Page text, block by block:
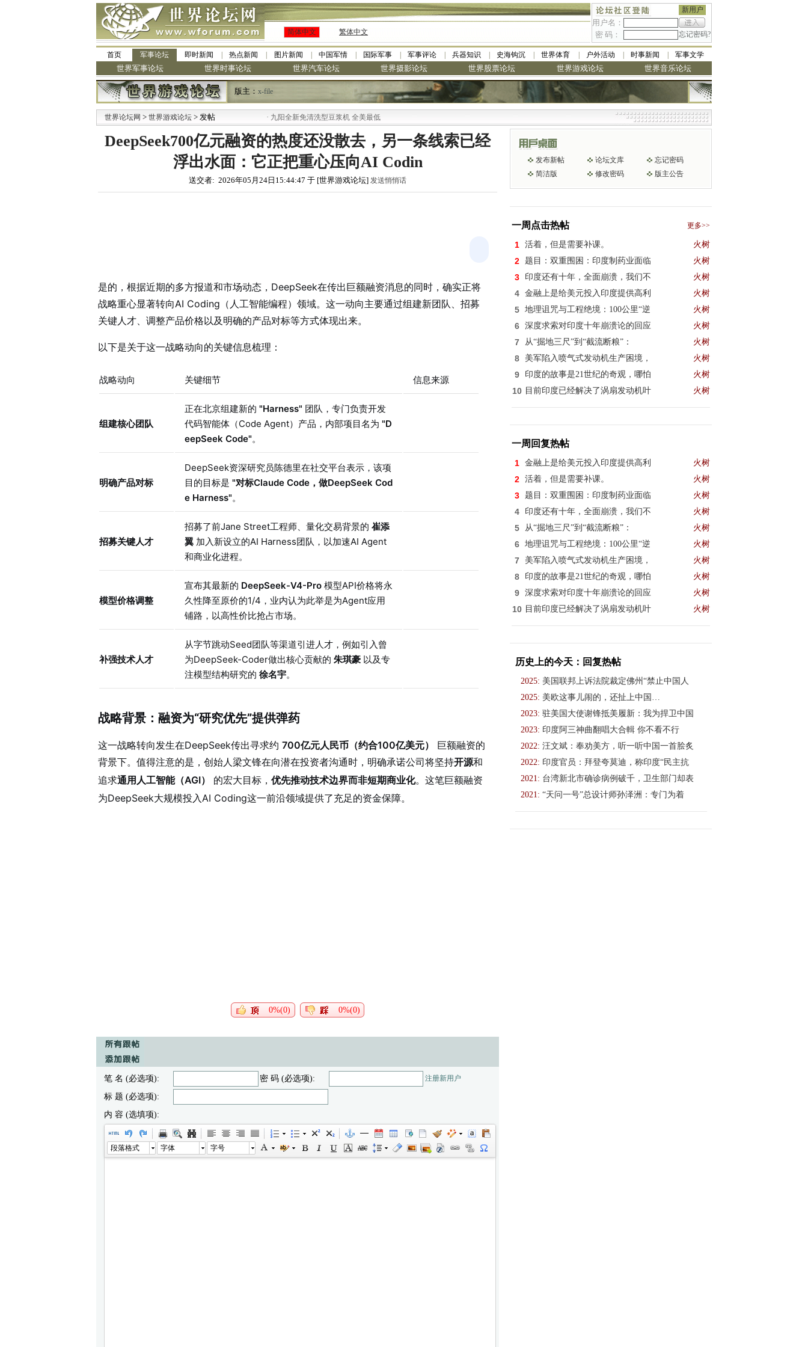
新用户
用户名：
密 码：
忘记密码?
简体中文 繁体中文
首页 军事论坛 即时新闻 热点新闻 图片新闻 中国军情 国际军事 军事评论 兵器知识 史海钩沉 世界体育 户外活动 时事新闻 军事文学
世界军事论坛 世界时事论坛 世界汽车论坛 世界摄影论坛 世界股票论坛 世界游戏论坛 世界音乐论坛
版主： x-file
世界论坛网 > 世界游戏论坛 > 发帖 九阳全新免清洗型豆浆机 全美最低
DeepSeek700亿元融资的热度还没散去，另一条线索已经
浮出水面：它正把重心压向AI Codin
送交者: 2026年05月24日15:44:47 于 [世界游戏论坛] 发送悄悄话
是的，根据近期的多方报道和市场动态，DeepSeek在传出巨额融资消息的同时，确实正将
战略重心显著转向AI Coding（人工智能编程）领域。这一动向主要通过组建新团队、招募
关键人才、调整产品价格以及明确的产品对标等方式体现出来。
以下是关于这一战略动向的关键信息梳理：
战略动向 关键细节 信息来源
组建核心团队
正在北京组建新的 "Harness" 团队，专门负责开发
代码智能体（Code Agent）产品，内部项目名为 "D
eepSeek Code"。
明确产品对标
DeepSeek资深研究员陈德里在社交平台表示，该项
目的目标是 "对标Claude Code，做DeepSeek Cod
e Harness"。
招募关键人才
招募了前Jane Street工程师、量化交易背景的 崔添
翼 加入新设立的AI Harness团队，以加速AI Agent
和商业化进程。
模型价格调整
宣布其最新的 DeepSeek-V4-Pro 模型API价格将永
久性降至原价的1/4，业内认为此举是为Agent应用
铺路，以高性价比抢占市场。
补强技术人才
从字节跳动Seed团队等渠道引进人才，例如引入曾
为DeepSeek-Coder做出核心贡献的 朱琪豪 以及专
注模型结构研究的 徐名宇。
战略背景：融资为“研究优先”提供弹药
这一战略转向发生在DeepSeek传出寻求约 700亿元人民币（约合100亿美元）
巨额融资的
背景下。值得注意的是，创始人梁文锋在向潜在投资者沟通时，明确承诺公司将坚持开源和
追求通用人工智能（AGI） 的宏大目标， 优先推动技术边界而非短期商业化。这笔巨额融资
为DeepSeek大规模投入AI Coding这一前沿领域提供了充足的资金保障。
0%(0) 0%(0)
笔 名 (必选项): 密 码 (必选项): 注册新用户
标 题 (必选项):
内 容 (选填项):
段落格式 字体 字号
发布新帖 论坛文库
忘记密码
简洁版
修改密码 版主公告
一周点击热帖 更多>>
1 活着，但是需要补课。 火树
2 题目：双重围困：印度制药业面临 火树
3 印度还有十年，全面崩溃，我们不 火树
4 金融上是给美元投入印度提供高利 火树
5 地理诅咒与工程绝境：100公里“逆 火树
6 深度求索对印度十年崩溃论的回应 火树
7 从“掘地三尺”到“截流断粮”： 火树
8 美军陷入喷气式发动机生产困境， 火树
9 印度的故事是21世纪的奇观，哪怕 火树
10 目前印度已经解决了涡扇发动机叶 火树
一周回复热帖
1 金融上是给美元投入印度提供高利 火树
2 活着，但是需要补课。 火树
3 题目：双重围困：印度制药业面临 火树
4 印度还有十年，全面崩溃，我们不 火树
5 从“掘地三尺”到“截流断粮”： 火树
6 地理诅咒与工程绝境：100公里“逆 火树
7 美军陷入喷气式发动机生产困境， 火树
8 印度的故事是21世纪的奇观，哪怕 火树
9 深度求索对印度十年崩溃论的回应 火树
10 目前印度已经解决了涡扇发动机叶 火树
历史上的今天：回复热帖
2025: 美国联邦上诉法院裁定佛州“禁止中国人
2025: 美欧这事儿闹的，还扯上中国…
2023: 驻美国大使谢锋抵美履新：我为捍卫中国
2023: 印度阿三神曲翻唱大合輯 你不看不行
2022: 汪文斌：奉劝美方，听一听中国一首脍炙
2022: 印度官员：拜登夸莫迪，称印度“民主抗
2021: 台湾新北市确诊病例破千，卫生部门却表
2021: “天问一号”总设计师孙泽洲：专门为着